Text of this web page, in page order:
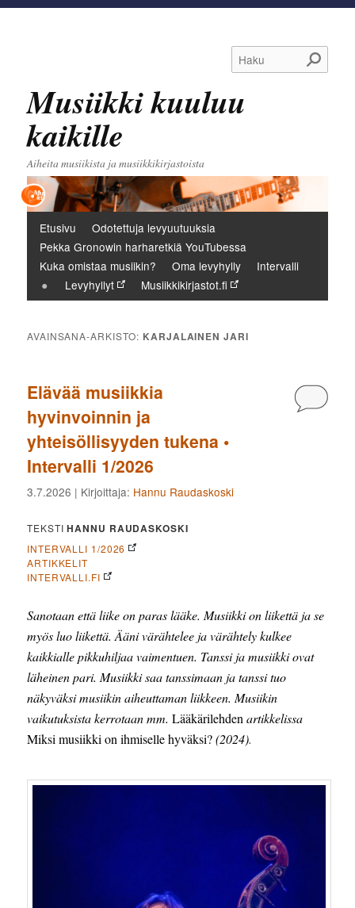
Haku
Musiikki kuuluu
kaikille
Aiheita musiikista ja musiikkikirjastoista
Päävalikko
Etusivu
Odotettuja levyuutuuksia
Pekka Gronowin harharetkiä YouTubessa
Kuka omistaa musiikin?
Oma levyhylly
Intervalli
Levyhyllyt
Musiikkikirjastot.fi
AVAINSANA-ARKISTO: KARJALAINEN JARI
Elävää musiikkia
hyvinvoinnin ja
yhteisöllisyyden tukena •
Intervalli 1/2026
3.7.2026 | Kirjoittaja: Hannu Raudaskoski
TEKSTIHANNU RAUDASKOSKI
INTERVALLI 1/2026
ARTIKKELIT
INTERVALLI.FI
Sanotaan että liike on paras lääke. Musiikki on liikettä ja se
myös luo liikettä. Ääni värähtelee ja värähtely kulkee
kaikkialle pikkuhiljaa vaimentuen. Tanssi ja musiikki ovat
läheinen pari. Musiikki saa tanssimaan ja tanssi tuo
näkyväksi musiikin aiheuttaman liikkeen. Musiikin
vaikutuksista kerrotaan mm.Lääkärilehdenartikkelissa
Miksi musiikki on ihmiselle hyväksi?(2024).